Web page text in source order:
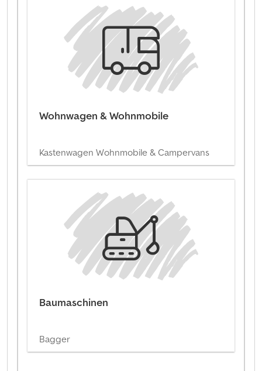
Wohnwagen & Wohnmobile
Kastenwagen Wohnmobile & Campervans
Baumaschinen
Bagger